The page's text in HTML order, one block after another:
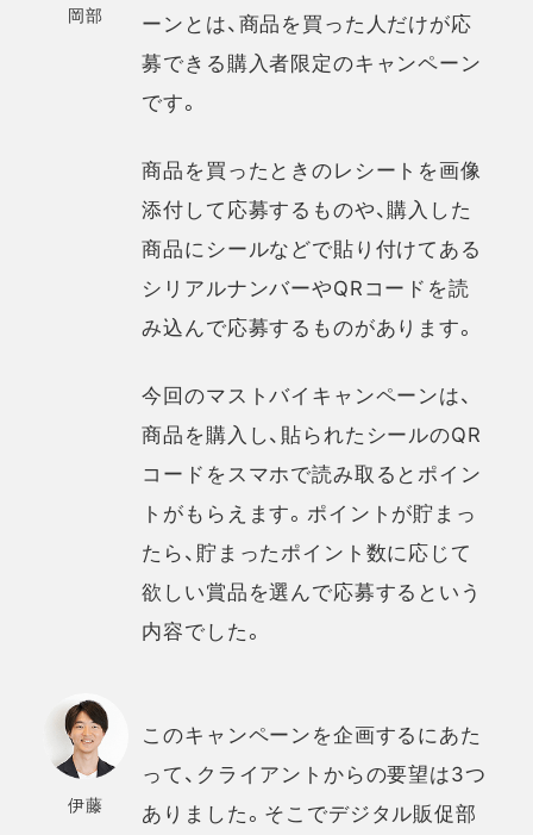
岡部
ーンとは、商品を買った人だけが応
募できる購入者限定のキャンペーン
です。
商品を買ったときのレシートを画像
添付して応募するものや、購入した
商品にシールなどで貼り付けてある
シリアルナンバーやQRコードを読
み込んで応募するものがあります。
今回のマストバイキャンペーンは、
商品を購入し、貼られたシールのQR
コードをスマホで読み取るとポイン
トがもらえます。ポイントが貯まっ
たら、貯まったポイント数に応じて
欲しい賞品を選んで応募するという
内容でした。
伊藤
このキャンペーンを企画するにあた
って、クライアントからの要望は3つ
ありました。そこでデジタル販促部